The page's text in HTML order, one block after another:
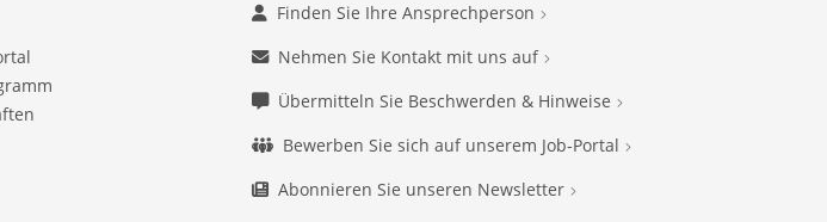
Finden Sie Ihre Ansprechperson
Nehmen Sie Kontakt mit uns auf
Übermitteln Sie Beschwerden & Hinweise
Bewerben Sie sich auf unserem Job-Portal
Abonnieren Sie unseren Newsletter